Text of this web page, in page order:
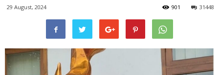
29 August, 2024 31448
901